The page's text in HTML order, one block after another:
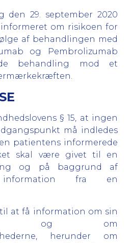
den 29. september 2020
informeret om risikoen for
af behandlingen med
og Pembrolizumab
behandling mod et
§ 15, at ingen
må indledes
patientens informerede
skal være givet til en
og på baggrund af
information fra en
at få information om sin
og om
herunder om